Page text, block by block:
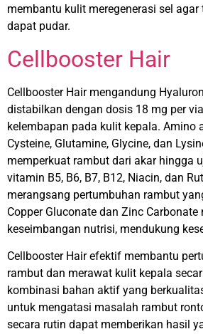
membantu kulit meregenerasi sel
dapat pudar.
Cellbooster Hair
Cellbooster Hair mengandung
distabilkan dengan dosis 18 mg per
kelembapan pada kulit kepala. Amino
Cysteine, Glutamine, Glycine, dan
memperkuat rambut dari akar hingga
vitamin B5, B6, B7, B12, Niacin, dan
merangsang pertumbuhan rambut
Copper Gluconate dan Zinc Carbonate
keseimbangan nutrisi, mendukung
Cellbooster Hair efektif membantu
rambut dan merawat kulit kepala
kombinasi bahan aktif yang
untuk mengatasi masalah rambut
secara rutin dapat memberikan hasil